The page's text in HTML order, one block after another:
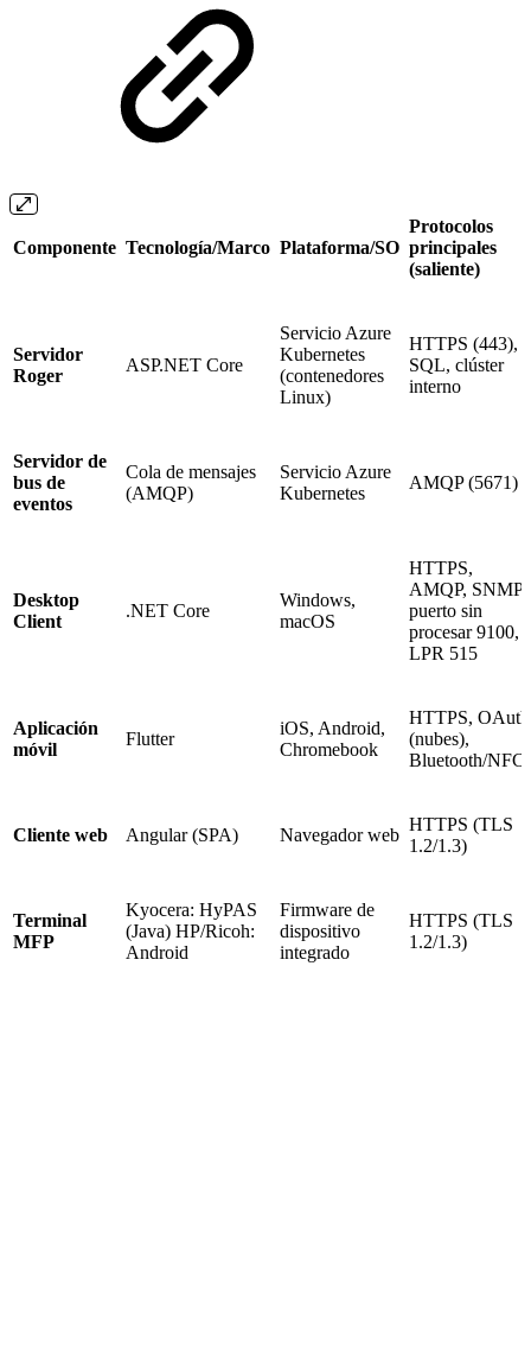
Componente Tecnología/Marco Plataforma/SO
Protocolos
principales
(saliente)
Servidor
Roger
ASP.NET Core
Servicio Azure
Kubernetes
(contenedores
Linux)
HTTPS (443),
SQL, clúster
interno
Servidor de
bus de
eventos
Cola de mensajes
(AMQP)
Servicio Azure
Kubernetes
AMQP (5671)
Desktop
Client
.NET Core
Windows,
macOS
HTTPS,
AMQP, SNMP,
puerto sin
procesar 9100,
LPR 515
Aplicación
móvil
Flutter
iOS, Android,
Chromebook
HTTPS, OAuth
(nubes),
Bluetooth/NFC
Cliente web Angular (SPA) Navegador web
HTTPS (TLS
1.2/1.3)
Terminal
MFP
Kyocera: HyPAS
(Java) HP/Ricoh:
Android
Firmware de
dispositivo
integrado
HTTPS (TLS
1.2/1.3)